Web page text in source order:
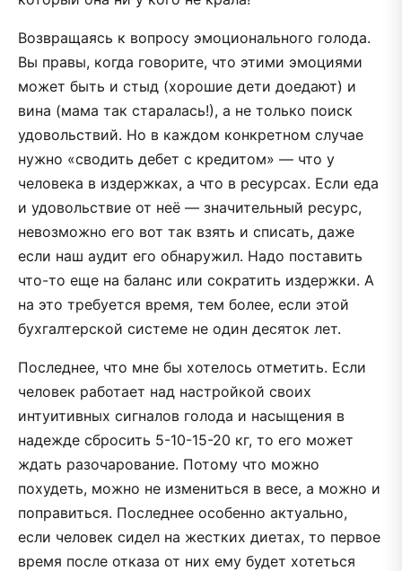
Возвращаясь к вопросу эмоционального голода.
Вы правы, когда говорите, что этими эмоциями
может быть и стыд (хорошие дети доедают) и
вина (мама так старалась!), а не только поиск
удовольствий. Но в каждом конкретном случае
нужно «сводить дебет с кредитом» — что у
человека в издержках, а что в ресурсах. Если еда
и удовольствие от неё — значительный ресурс,
невозможно его вот так взять и списать, даже
если наш аудит его обнаружил. Надо поставить
что-то еще на баланс или сократить издержки. А
на это требуется время, тем более, если этой
бухгалтерской системе не один десяток лет.
Последнее, что мне бы хотелось отметить. Если
человек работает над настройкой своих
интуитивных сигналов голода и насыщения в
надежде сбросить 5-10-15-20 кг, то его может
ждать разочарование. Потому что можно
похудеть, можно не измениться в весе, а можно и
поправиться. Последнее особенно актуально,
если человек сидел на жестких диетах, то первое
время после отказа от них ему будет хотеться